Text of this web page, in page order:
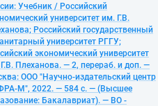
Учебник / Российский
университет им. Г.В.
Российский государственный
университет РГГУ;
экономический университет
Плеханова. — 2, перераб. и доп. —
ООО "Научно-издательский центр
М", 2022. — 584 с. — (Высшее
Бакалавриат). — ВО -